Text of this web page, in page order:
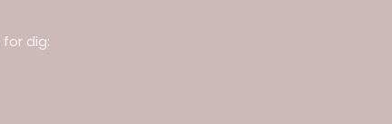
for dig: